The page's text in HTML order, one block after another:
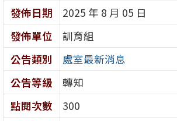
發佈日期
2025 年 8 月 05 日
發佈單位
訓育組
公告類別
處室最新消息
公告等級
轉知
點閱次數
300